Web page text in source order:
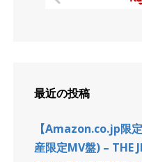
最近の投稿
【Amazon.co.jp限
産限定MV盤) – THE